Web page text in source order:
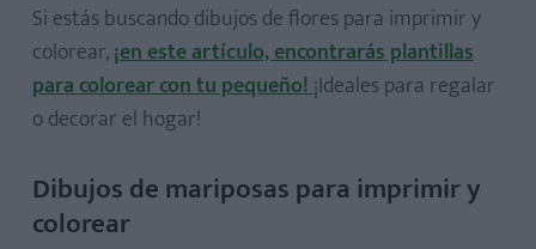
Si estás buscando dibujos de flores para imprimir y
colorear,¡en este artículo, encontrarás plantillas
para colorear con tu pequeño!¡Ideales para regalar
o decorar el hogar!
Dibujos de mariposas para imprimir y
colorear